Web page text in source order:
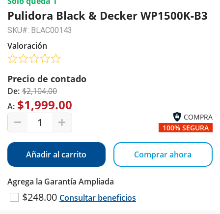
Pulidora Black & Decker WP1500K-B3
SKU#: BLAC00143
Valoración
Precio de contado
De: $2,104.00
A: $1,999.00
1
COMPRA
100% SEGURA
Añadir al carrito Comprar ahora
Agrega la Garantía Ampliada
$248.00 Consultar beneficios